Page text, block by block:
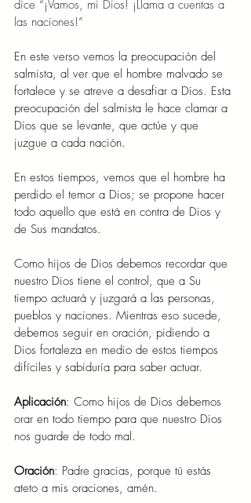
dice “¡Vamos, mi Dios! ¡Llama a cuentas a
las naciones!”
En este verso vemos la preocupación del
salmista, al ver que el hombre malvado se
fortalece y se atreve a desafiar a Dios. Esta
preocupación del salmista le hace clamar a
Dios que se levante, que actúe y que
juzgue a cada nación.
En estos tiempos, vemos que el hombre ha
perdido el temor a Dios; se propone hacer
todo aquello que está en contra de Dios y
de Sus mandatos.
Como hijos de Dios debemos recordar que
nuestro Dios tiene el control, que a Su
tiempo actuará y juzgará a las personas,
pueblos y naciones. Mientras eso sucede,
debemos seguir en oración, pidiendo a
Dios fortaleza en medio de estos tiempos
difíciles y sabiduría para saber actuar.
Aplicación: Como hijos de Dios debemos
orar en todo tiempo para que nuestro Dios
nos guarde de todo mal.
Oración: Padre gracias, porque tú estás
ateto a mis oraciones, amén.